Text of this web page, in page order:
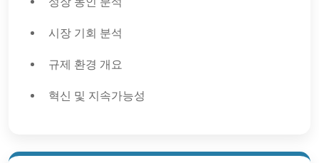
시장 기회 분석
규제 환경 개요
혁신 및 지속가능성